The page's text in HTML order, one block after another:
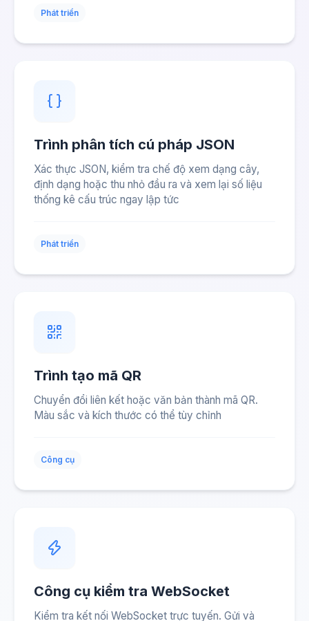
Phát triển
Trình phân tích cú pháp JSON
Xác thực JSON, kiểm tra chế độ xem dạng cây,
định dạng hoặc thu nhỏ đầu ra và xem lại số liệu
thống kê cấu trúc ngay lập tức
Phát triển
Trình tạo mã QR
Chuyển đổi liên kết hoặc văn bản thành mã QR.
Màu sắc và kích thước có thể tùy chỉnh
Công cụ
Công cụ kiểm tra WebSocket
Kiểm tra kết nối WebSocket trực tuyến. Gửi và